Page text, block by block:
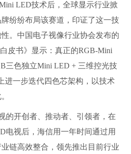
LED技术后，全球显示行业掀
纷纷布局该赛道，印证了这一技
。中国电子视像行业协会发布的
皮书》显示：真正的RGB-Mini
三色独立Mini LED + 三维控光技
进一步迭代四色芯架构，以技术
的开创者、推动者、引领者，在
电视后，海信用一年时间通过用
链高效整合，领先推出目前行业